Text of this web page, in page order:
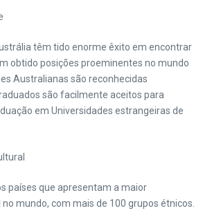
têm tido enorme êxito em encontrar
obtido posições proeminentes no mundo
Australianas são reconhecidas
são facilmente aceitos para
em Universidades estrangeiras de
países que apresentam a maior
mundo, com mais de 100 grupos étnicos.